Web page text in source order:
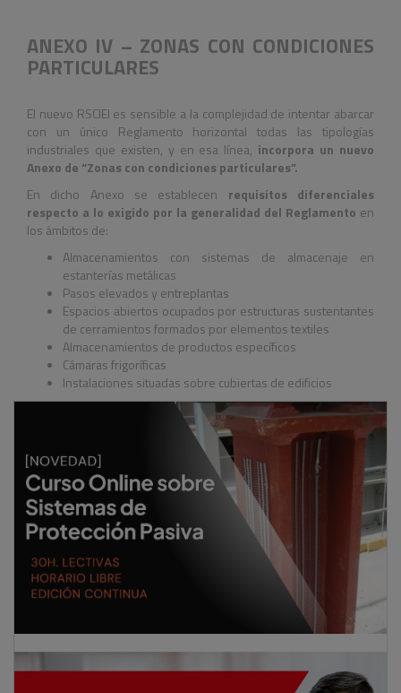
ANEXO IV – ZONAS CON CONDICIONES
PARTICULARES
El nuevo RSCIEI es sensible a la complejidad de intentar abarcar
con un único Reglamento horizontal todas las tipologías
industriales que existen, y en esa línea, incorpora un nuevo
Anexo de “Zonas con condiciones particulares”.
En dicho Anexo se establecen requisitos diferenciales
respecto a lo exigido por la generalidad del Reglamento en
los ámbitos de:
Almacenamientos con sistemas de almacenaje en
estanterías metálicas
Pasos elevados y entreplantas
Espacios abiertos ocupados por estructuras sustentantes
de cerramientos formados por elementos textiles
Almacenamientos de productos específicos
Cámaras frigoríficas
Instalaciones situadas sobre cubiertas de edificios